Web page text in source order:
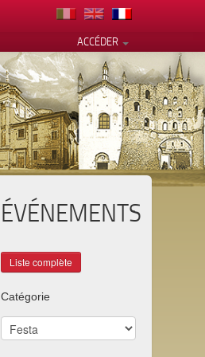
ACCÉDER
ÉVÉNEMENTS
Catégorie